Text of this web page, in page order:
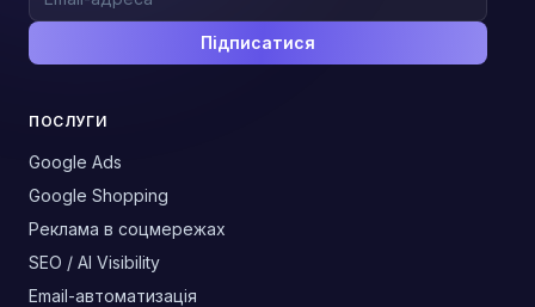
Підписатися
ПОСЛУГИ
Google Ads
Google Shopping
Реклама в соцмережах
SEO / AI Visibility
Email-автоматизація